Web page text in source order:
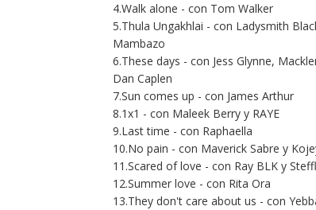
4.Walk alone - con Tom Walker
5.Thula Ungakhlai - con Ladysmith
Mambazo
6.These days - con Jess Glynne,
Dan Caplen
7.Sun comes up - con James Arthur
8.1x1 - con Maleek Berry y RAYE
9.Last time - con Raphaella
10.No pain - con Maverick Sabre y
11.Scared of love - con Ray BLK y
12.Summer love - con Rita Ora
13.They don't care about us - con